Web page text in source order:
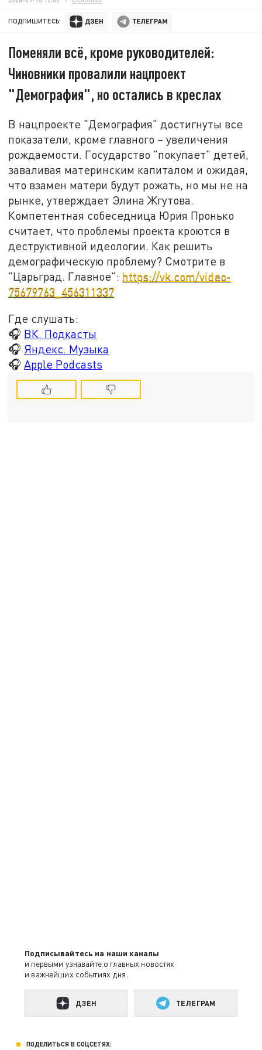
ПОДПИШИТЕСЬ:
Поменяли всё, кроме руководителей:
Чиновники провалили нацпроект
"Демография", но остались в креслах
В нацпроекте "Демография" достигнуты все
показатели, кроме главного – увеличения
рождаемости. Государство "покупает" детей,
заваливая материнским капиталом и ожидая,
что взамен матери будут рожать, но мы не на
рынке, утверждает Элина Жгутова.
Компетентная собеседница Юрия Пронько
считает, что проблемы проекта кроются в
деструктивной идеологии. Как решить
демографическую проблему? Смотрите в
"Царьград. Главное": https://vk.com/video-
75679763_456311337
Где слушать:
🎧 ВК. Подкасты
🎧 Яндекс. Музыка
🎧 Apple Podcasts
Подписывайтесь на наши каналы
и первыми узнавайте о главных новостях
и важнейших событиях дня.
ДЗЕН ТЕЛЕГРАМ
ПОДЕЛИТЬСЯ В СОЦСЕТЯХ: